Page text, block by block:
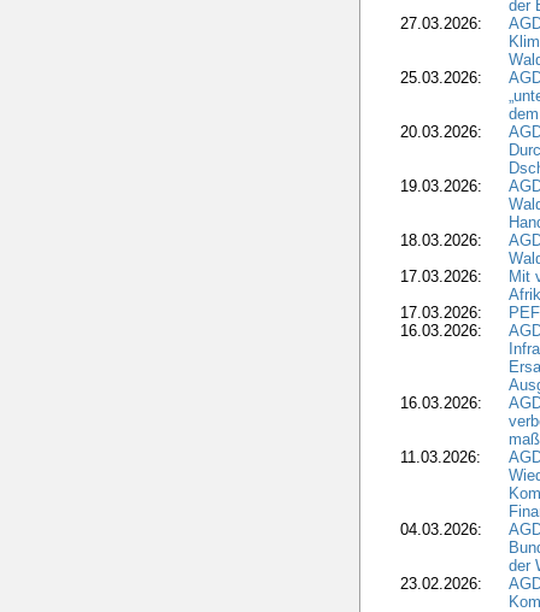
der
27.03.2026:
25.03.2026:
20.03.2026:
19.03.2026:
18.03.2026:
17.03.2026:
Mit
17.03.2026:
16.03.2026:
16.03.2026:
11.03.2026:
04.03.2026:
der
23.02.2026: